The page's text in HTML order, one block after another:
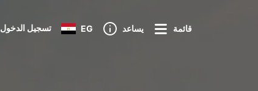
تسجيل الدخول EG يساعد قائمة